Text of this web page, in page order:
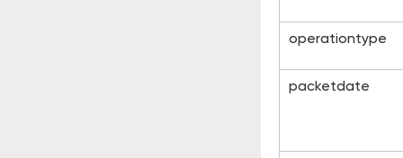
operationtype
packetdate